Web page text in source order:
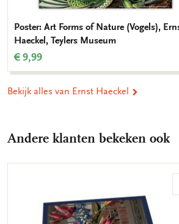
Poster: Art Forms of Nature (Vogels),
Haeckel, Teylers Museum
€ 9,99
Bekijk alles van Ernst Haeckel
Andere klanten bekeken ook